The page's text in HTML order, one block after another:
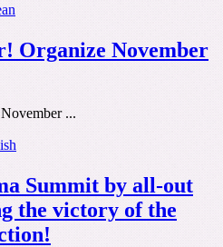
Organize November
...
Summit by all-out
the victory of the